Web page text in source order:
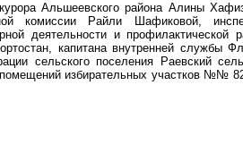
Альшеевского района Алины
комиссии Райли Шафиковой,
деятельности и профилактической
капитана внутренней службы
сельского поселения Раевский
избирательных участков №№